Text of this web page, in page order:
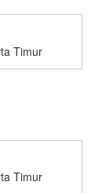
Timur
Timur